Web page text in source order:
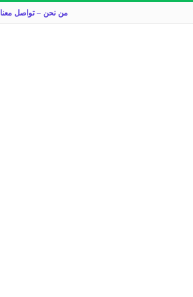
من نحن – تواصل معنا